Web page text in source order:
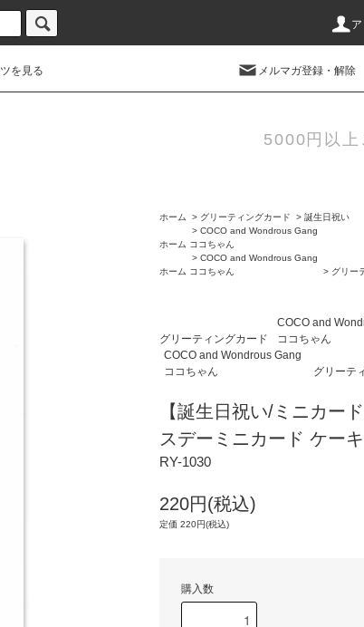
を見る メルマガ登録・解除
5000円以上
ホーム > グリーティングカード > 誕生日祝い
ホーム
> COCO and Wondrous Gang
ココちゃん
ホーム
> COCO and Wondrous Gang
ココちゃん
> グリー
グリーティングカード
COCO and
ココちゃん
COCO and Wondrous Gang
ココちゃん
グリーテ
【誕生日祝い/ミニカー
スデーミニカード ケーキ
RY-1030
220円(税込)
定価 220円(税込)
購入数